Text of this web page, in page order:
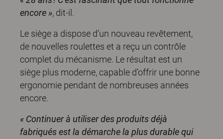
encore », dit-il.
Le siège a dispose d’un nouveau revêtement,
de nouvelles roulettes et a reçu un contrôle
complet du mécanisme. Le résultat est un
siège plus moderne, capable d’offrir une bonne
ergonomie pendant de nombreuses années
encore.
« Continuer à utiliser des produits déjà
fabriqués est la démarche la plus durable qui